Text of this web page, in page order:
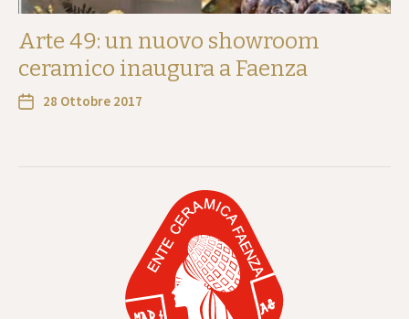
Arte 49: un nuovo showroom
ceramico inaugura a Faenza
28 Ottobre 2017